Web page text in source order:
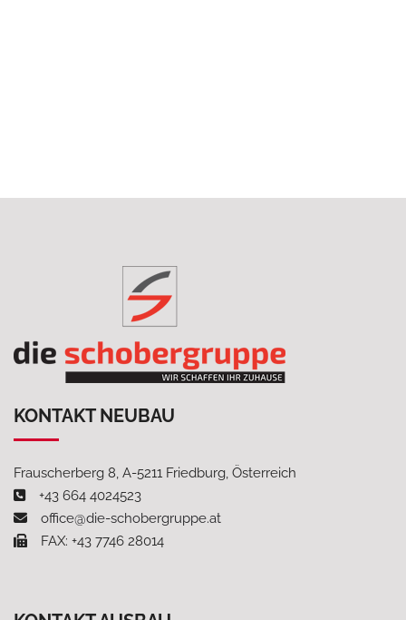
KONTAKT NEUBAU
Frauscherberg 8, A-5211 Friedburg, Österreich
+43 664 4024523
office@die-schobergruppe.at
FAX: +43 7746 28014